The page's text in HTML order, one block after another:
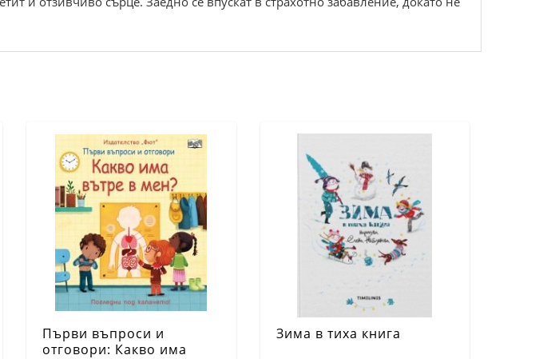
Първи въпроси и
отговори: Какво има
Зима в тиха книга